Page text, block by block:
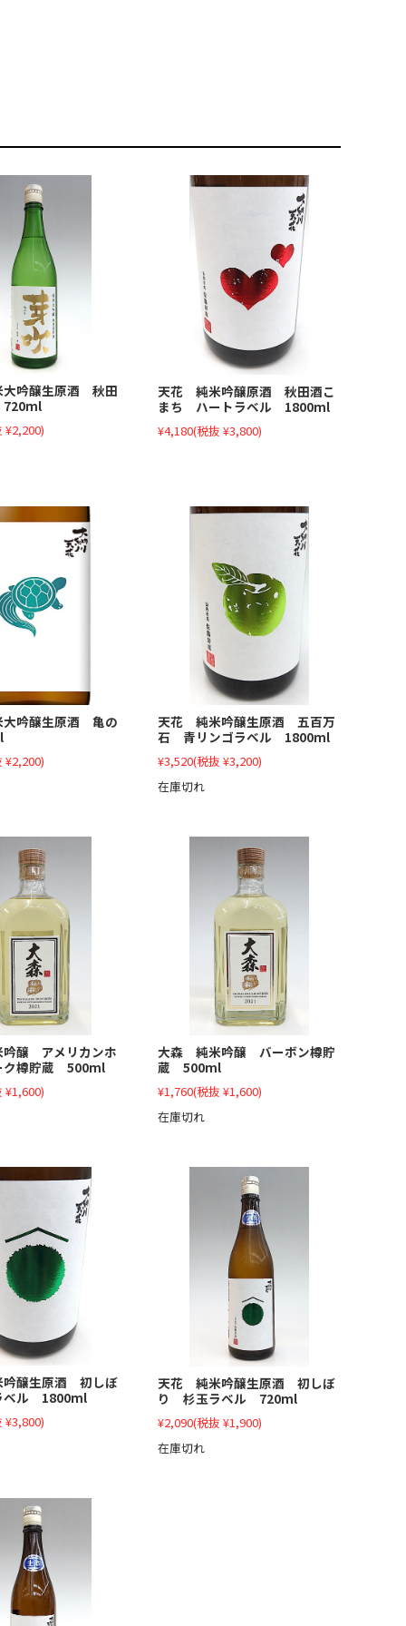
吟醸生原酒 秋田
¥2,200)
天花 純米吟醸原酒 秋田酒こ
まち ハートラベル 1800ml
¥4,180(税抜 ¥3,800)
吟醸生原酒 亀の
¥2,200)
天花 純米吟醸生原酒 五百万
石 青リンゴラベル 1800ml
¥3,520(税抜 ¥3,200)
在庫切れ
醸 アメリカンホ
ク樽貯蔵 500ml
¥1,600)
大森 純米吟醸 バーボン樽貯
蔵 500ml
¥1,760(税抜 ¥1,600)
在庫切れ
醸生原酒 初しぼ
ル 1800ml
¥3,800)
天花 純米吟醸生原酒 初しぼ
り 杉玉ラベル 720ml
¥2,090(税抜 ¥1,900)
在庫切れ